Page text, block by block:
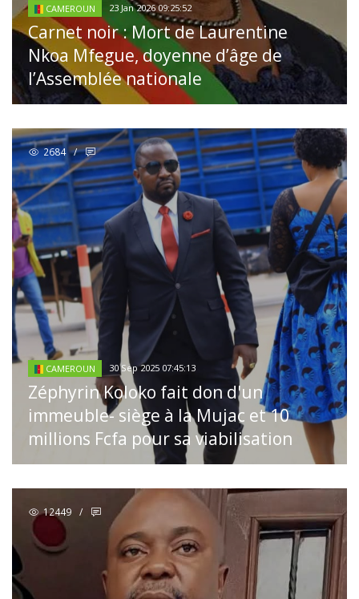
CAMEROUN 23 Jan 2026 09:25:52
Carnet noir : Mort de Laurentine
Nkoa Mfegue, doyenne d’âge de
l’Assemblée nationale
2684 /
CAMEROUN 30 Sep 2025 07:45:13
Zéphyrin Koloko fait don d'un
immeuble- siège à la Mujac et 10
millions Fcfa pour sa viabilisation
12449 /